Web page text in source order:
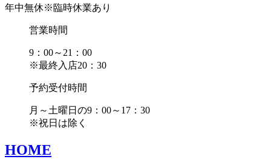
年中無休※臨時休業あり
営業時間
9：00～21：00
※最終入店20：30
予約受付時間
月～土曜日の9：00～17：30
※祝日は除く
HOME